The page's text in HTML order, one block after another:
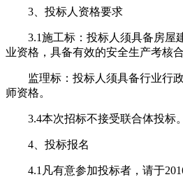
3、投标人资格要求
3.1施工标：投标人须具备房屋建
业资格，具备有效的安全生产考核
监理标：投标人须具备行业行政
师资格。
3.4本次招标不接受联合体投标。
4、投标报名
4.1凡有意参加投标者，请于2016